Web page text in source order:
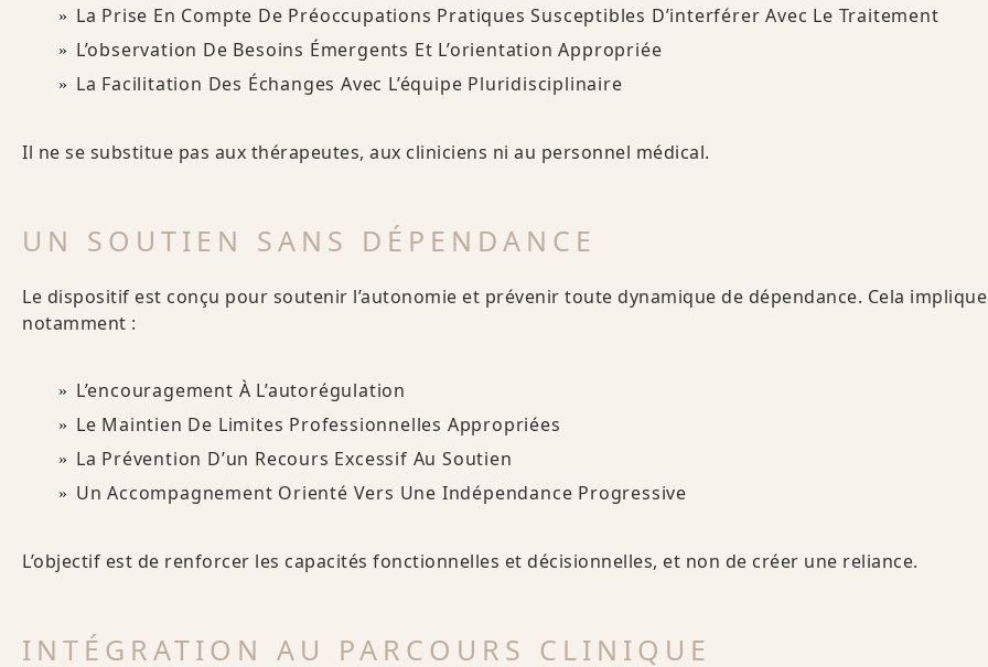
La Prise En Compte De Préoccupations Pratiques Susceptibles D’interférer Avec Le Traitement
L’observation De Besoins Émergents Et L’orientation Appropriée
La Facilitation Des Échanges Avec L’équipe Pluridisciplinaire
Il ne se substitue pas aux thérapeutes, aux cliniciens ni au personnel médical.
UN SOUTIEN SANS DÉPENDANCE
Le dispositif est conçu pour soutenir l’autonomie et prévenir toute dynamique de dépendance. Cela implique
notamment :
L’encouragement À L’autorégulation
Le Maintien De Limites Professionnelles Appropriées
La Prévention D’un Recours Excessif Au Soutien
Un Accompagnement Orienté Vers Une Indépendance Progressive
L’objectif est de renforcer les capacités fonctionnelles et décisionnelles, et non de créer une reliance.
INTÉGRATION AU PARCOURS CLINIQUE